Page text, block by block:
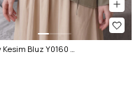
Verev Kesim Bluz Y0160 - HAKİ